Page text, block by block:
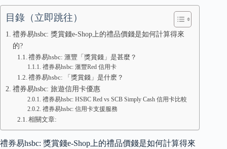
目錄（立即跳往）
禮券易hsbc: 獎賞錢e-Shop上的禮品價錢是如何計算得來
的?
禮券易hsbc: 滙豐「獎賞錢」是甚麼？
禮券易hsbc: 滙豐Red 信用卡
禮券易hsbc: 「獎賞錢」是什麽？
禮券易hsbc: 旅遊信用卡優惠
禮券易hsbc: HSBC Red vs SCB Simply Cash 信用卡比較
禮券易hsbc: 信用卡支援服務
相關文章:
禮券易hsbc: 獎賞錢e-Shop上的禮品價錢是如何計算得來